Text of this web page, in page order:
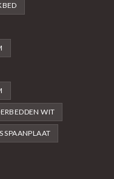
WIT
SPAANPLAAT